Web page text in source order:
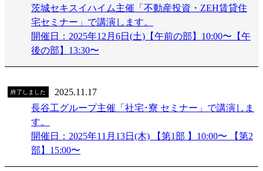
茨城セキスイハイム主催「不動産投資・ZEH賃貸住
宅セミナー」で講演します。
開催日：2025年12月6日(土)【午前の部】10:00〜【午
後の部】13:30〜
終了しました
2025.11.17
長谷工グループ主催「社宅･寮 セミナー」で講演しま
す。
開催日：2025年11月13日(木) 【第1部 】10:00〜 【第2
部】15:00〜